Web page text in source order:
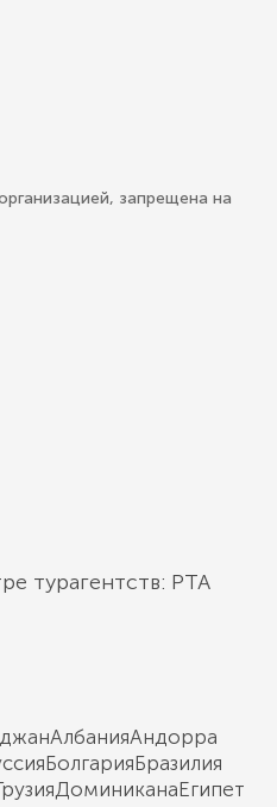
запрещена на
турагентств: РТА
АлбанияАндорра
БолгарияБразилия
ДоминиканаЕгипет